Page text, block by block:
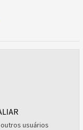
usuários